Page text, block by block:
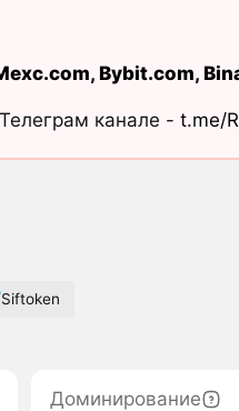
, Bybit.com,
канале - t.me/
Siftoken
Доминирование